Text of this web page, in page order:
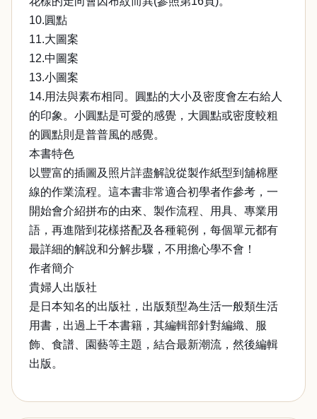
10.圓點
11.大圖案
12.中圖案
13.小圖案
14.用法與素布相同。圓點的大小及密度會左右給人
的印象。小圓點是可愛的感覺，大圓點或密度較粗
的圓點則是普普風的感覺。
本書特色
以豐富的插圖及照片詳盡解說從製作紙型到舖棉壓
線的作業流程。這本書非常適合初學者作參考，一
開始會介紹拼布的由來、製作流程、用具、專業用
語，再進階到花樣搭配及各種範例，每個單元都有
最詳細的解說和分解步驟，不用擔心學不會！
作者簡介
貴婦人出版社
是日本知名的出版社，出版類型為生活一般類生活
用書，出過上千本書籍，其編輯部針對編織、服
飾、食譜、園藝等主題，結合最新潮流，然後編輯
出版。